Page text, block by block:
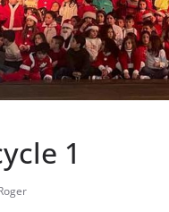
1